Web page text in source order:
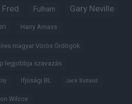
Fred Fulham Gary Neville
Harry Amass
magyar Vörös Ördögök
legjobbja szavazás
Ifjúsági BL Jack Butland
Wilcox